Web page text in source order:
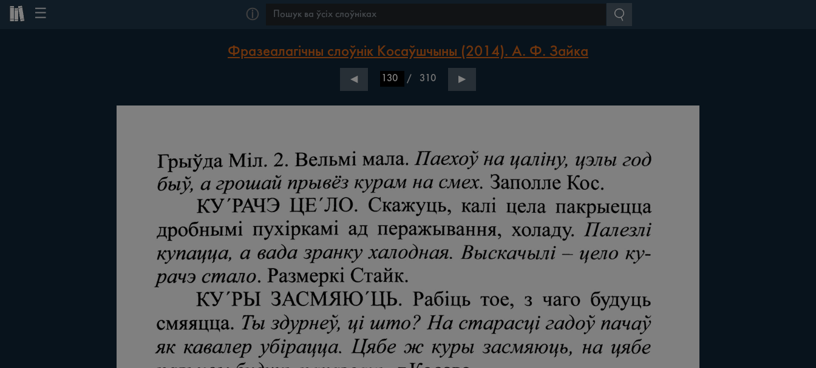
☰ ⓘ
Фразеалагічны слоўнік Косаўшчыны (2014). А. Ф. Зайка
◀ / 310 ▶